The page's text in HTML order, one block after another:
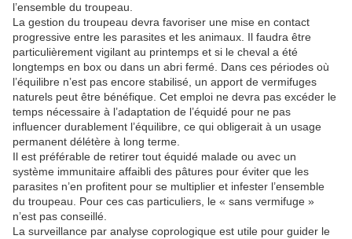
l’ensemble du troupeau.
La gestion du troupeau devra favoriser une mise en contact
progressive entre les parasites et les animaux. Il faudra être
particulièrement vigilant au printemps et si le cheval a été
longtemps en box ou dans un abri fermé. Dans ces périodes où
l’équilibre n’est pas encore stabilisé, un apport de vermifuges
naturels peut être bénéfique. Cet emploi ne devra pas excéder le
temps nécessaire à l’adaptation de l’équidé pour ne pas
influencer durablement l’équilibre, ce qui obligerait à un usage
permanent délétère à long terme.
Il est préférable de retirer tout équidé malade ou avec un
système immunitaire affaibli des pâtures pour éviter que les
parasites n’en profitent pour se multiplier et infester l’ensemble
du troupeau. Pour ces cas particuliers, le « sans vermifuge »
n’est pas conseillé.
La surveillance par analyse coprologique est utile pour guider le